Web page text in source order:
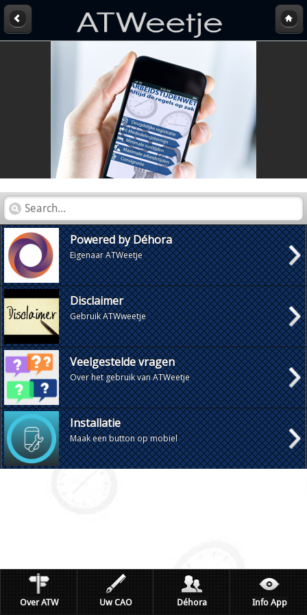
Powered by Déhora
Eigenaar ATWeetje
Disclaimer
Gebruik ATWweetje
Veelgestelde vragen
Over het gebruik van ATWeetje
Installatie
Maak een button op mobiel
Over ATW Uw CAO Déhora Info App